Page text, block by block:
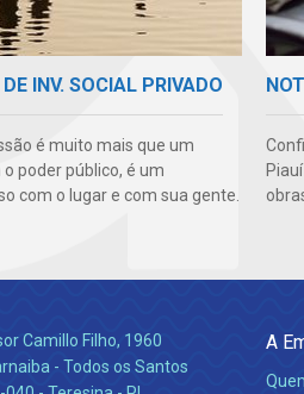
INV. SOCIAL PRIVADO
é muito mais que um
poder público, é um
com o lugar e com sua gente.
Camillo Filho, 1960
- Todos os Santos
A